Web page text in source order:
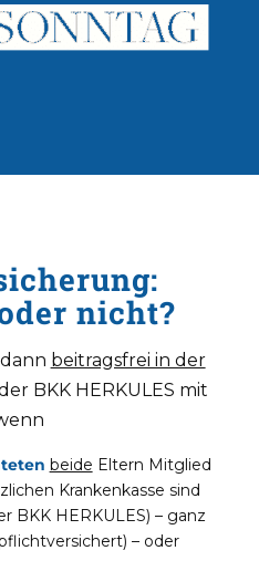
nicht?
beitragsfrei in der
BKK HERKULES mit
beide Eltern Mitglied
Krankenkasse sind
BKK HERKULES) – ganz
– oder